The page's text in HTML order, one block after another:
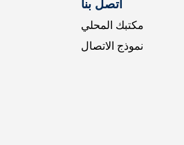
اتصل بنا
مكتبك المحلي
نموذج الاتصال